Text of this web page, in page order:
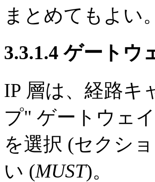
まとめてもよい。
3.3.1.4 ゲートウ
IP 層は、経路キ
プ" ゲートウェ
を選択 (セクシ
い (MUST)。